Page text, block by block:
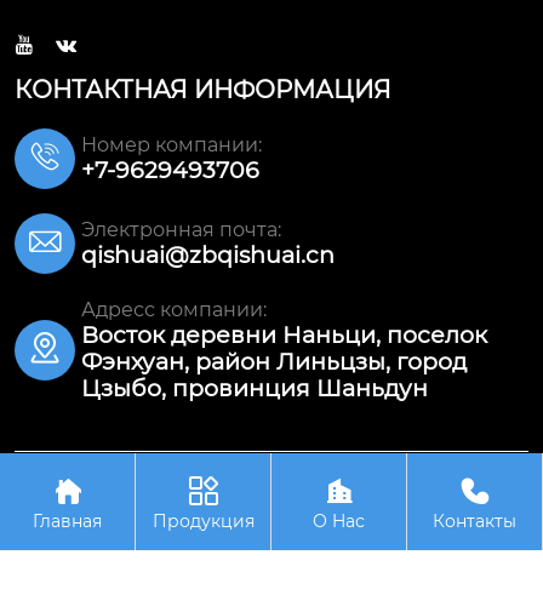
 
КОНТАКТНАЯ ИНФОРМАЦИЯ
 Номер компании:
+7-9629493706
 Электронная почта:
qishuai@zbqishuai.cn

Адресс компании:
Восток деревни Наньци, поселок
Фэнхуан, район Линьцзы, город
Цзыбо, провинция Шаньдун
Авторское право©ООО Шаньдун Цишуай
Износостойкое Оборудование

Главная

Продукция

О Hас

Контакты